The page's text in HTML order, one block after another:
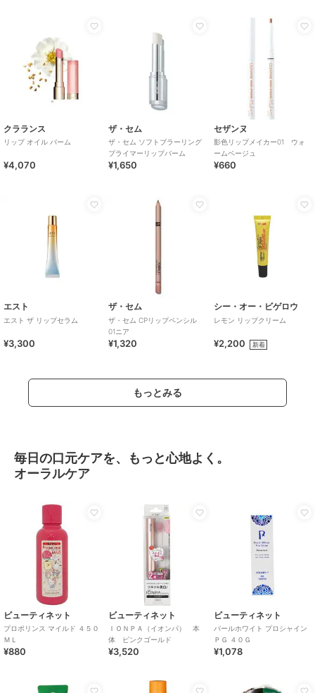
クラランス
リップ オイル バーム
¥4,070
ザ・セム
ザ・セム ソフトブラーリング
プライマーリップバーム
¥1,650
セザンヌ
影色リップメイカー01 ウォ
ームベージュ
¥660
エスト
エスト ザ リップセラム
¥3,300
ザ・セム
ザ・セム CPリップペンシル
01ニア
¥1,320
シー・オー・ビゲロウ
レモン リップクリーム
¥2,200 新着
もっとみる
毎日の口元ケアを、もっと心地よく。
オーラルケア
ビューティネット
プロポリンス マイルド ４５０
ＭＬ
¥880
ビューティネット
ＩＯＮＰＡ（イオンパ） 本
体 ピンクゴールド
¥3,520
ビューティネット
パールホワイト プロシャイン
ＰＧ ４０Ｇ
¥1,078